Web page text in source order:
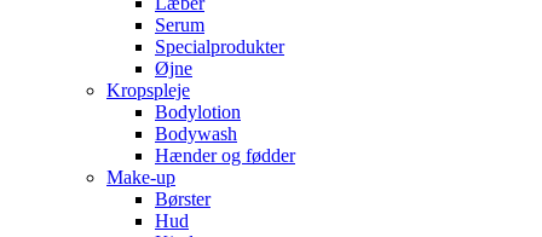
Serum
Specialprodukter
Øjne
Kropspleje
Bodylotion
Bodywash
Hænder og fødder
Make-up
Børster
Hud